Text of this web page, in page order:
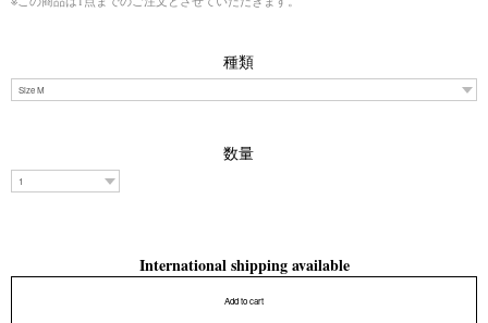
種類
数量
International shipping available
Add to cart